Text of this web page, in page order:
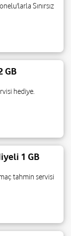
Sınırsız
GB
hediye.
1 GB
tahmin servisi